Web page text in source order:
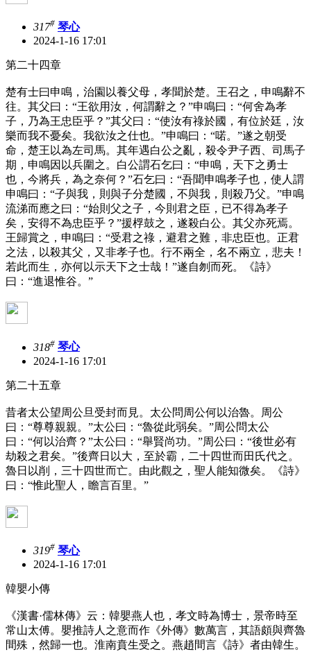
317# 琴心
2024-1-16 17:01
第二十四章
楚有士曰申鳴，治園以養父母，孝聞於楚。王召之，申鳴辭不
往。其父曰：“王欲用汝，何謂辭之？”申鳴曰：“何舍為孝
子，乃為王忠臣乎？”其父曰：“使汝有祿於國，有位於廷，汝
樂而我不憂矣。我欲汝之仕也。”申鳴曰：“喏。”遂之朝受
命，楚王以為左司馬。其年遇白公之亂，殺令尹子西、司馬子
期，申鳴因以兵圍之。白公謂石乞曰：“申鳴，天下之勇士
也，今將兵，為之奈何？”石乞曰：“吾聞申鳴孝子也，使人謂
申鳴曰：“子與我，則與子分楚國，不與我，則殺乃父。”申鳴
流涕而應之曰：“始則父之子，今則君之臣，已不得為孝子
矣，安得不為忠臣乎？”援桴鼓之，遂殺白公。其父亦死焉。
王歸賞之，申鳴曰：“受君之祿，避君之難，非忠臣也。正君
之法，以殺其父，又非孝子也。行不兩全，名不兩立，悲夫！
若此而生，亦何以示天下之士哉！”遂自刎而死。《詩》
曰：“進退惟谷。”
318# 琴心
2024-1-16 17:01
第二十五章
昔者太公望周公旦受封而見。太公問周公何以治魯。周公
曰：“尊尊親親。”太公曰：“魯從此弱矣。”周公問太公
曰：“何以治齊？”太公曰：“舉賢尚功。”周公曰：“後世必有
劫殺之君矣。”後齊日以大，至於霸，二十四世而田氏代之。
魯日以削，三十四世而亡。由此觀之，聖人能知微矣。《詩》
曰：“惟此聖人，瞻言百里。”
319# 琴心
2024-1-16 17:01
韓嬰小傳
《漢書·儒林傳》云：韓嬰燕人也，孝文時為博士，景帝時至
常山太傅。嬰推詩人之意而作《外傳》數萬言，其語頗與齊魯
間殊，然歸一也。淮南賁生受之。燕趙間言《詩》者由韓生。